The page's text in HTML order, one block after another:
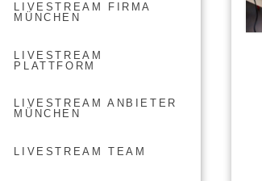
LIVESTREAM FIRMA
MÜNCHEN
LIVESTREAM
PLATTFORM
LIVESTREAM ANBIETER
MÜNCHEN
LIVESTREAM TEAM